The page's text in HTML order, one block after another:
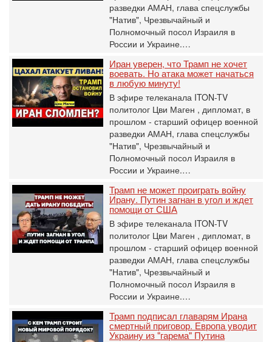
разведки АМАН, глава спецслужбы
"Натив", ‎Чрезвычайный и
Полномочный посол Израиля в
России и Украине.…
Иран уверен, что Трамп не хочет
воевать. Но атака может начаться
в любую минуту!
В эфире телеканала ITON-TV
политолог Цви Маген , дипломат, в
прошлом - старший офицер военной
разведки АМАН, глава спецслужбы
"Натив", ‎Чрезвычайный и
Полномочный посол Израиля в
России и Украине.…
Трамп не может проиграть войну
Ирану. Путин загнан в угол и ждет
помощи от США
В эфире телеканала ITON-TV
политолог Цви Маген , дипломат, в
прошлом - старший офицер военной
разведки АМАН, глава спецслужбы
"Натив", ‎Чрезвычайный и
Полномочный посол Израиля в
России и Украине.…
Трамп подписал главарям Ирана
смертный приговор. Европа уводит
Украину из "гарема" Путина